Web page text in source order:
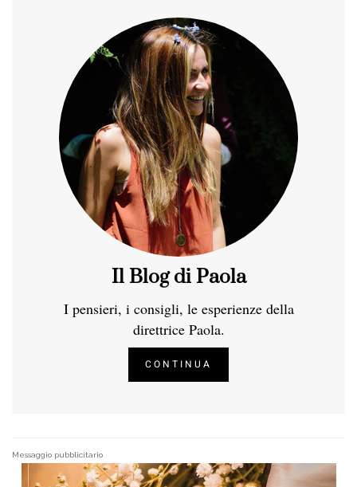
Il Blog di Paola
I pensieri, i consigli, le esperienze della
direttrice Paola.
CONTINUA
Messaggio pubblicitario